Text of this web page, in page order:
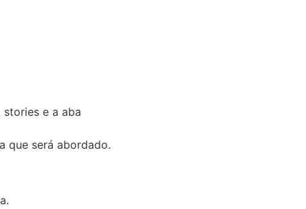
stories e a aba
que será abordado.